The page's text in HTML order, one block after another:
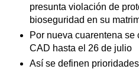
presunta violación de
bioseguridad en su
Por nueva cuarentena se
CAD hasta el 26 de julio
Así se definen